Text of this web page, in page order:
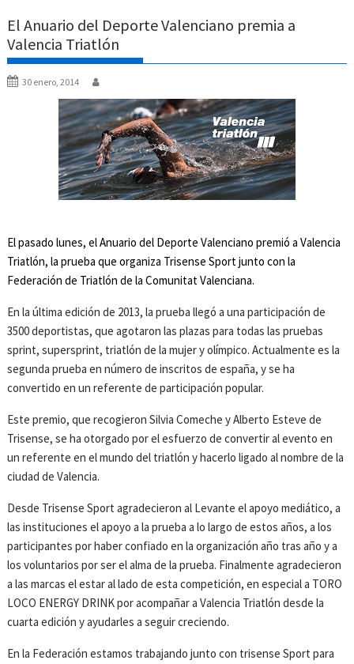
El Anuario del Deporte Valenciano premia a
Valencia Triatlón
30 enero, 2014
El pasado lunes, el Anuario del Deporte Valenciano premió a Valencia
Triatlón, la prueba que organiza Trisense Sport junto con la
Federación de Triatlón de la Comunitat Valenciana.
En la última edición de 2013, la prueba llegó a una participación de
3500 deportistas, que agotaron las plazas para todas las pruebas
sprint, supersprint, triatlón de la mujer y olímpico. Actualmente es la
segunda prueba en número de inscritos de españa, y se ha
convertido en un referente de participación popular.
Este premio, que recogieron Silvia Comeche y Alberto Esteve de
Trisense, se ha otorgado por el esfuerzo de convertir al evento en
un referente en el mundo del triatlón y hacerlo ligado al nombre de la
ciudad de Valencia.
Desde Trisense Sport agradecieron al Levante el apoyo mediático, a
las instituciones el apoyo a la prueba a lo largo de estos años, a los
participantes por haber confiado en la organización año tras año y a
los voluntarios por ser el alma de la prueba. Finalmente agradecieron
a las marcas el estar al lado de esta competición, en especial a TORO
LOCO ENERGY DRINK por acompañar a Valencia Triatlón desde la
cuarta edición y ayudarles a seguir creciendo.
En la Federación estamos trabajando junto con trisense Sport para